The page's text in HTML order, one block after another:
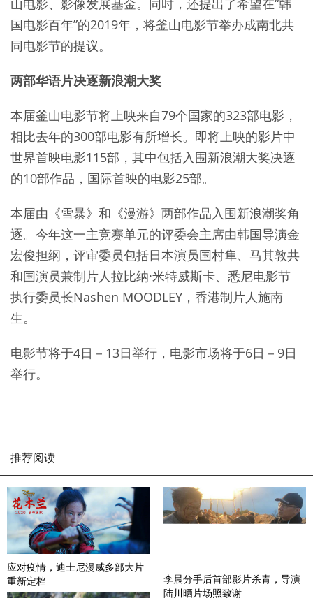
山电影、影像发展基金。同时，还提出了希望在“韩
国电影百年”的2019年，将釜山电影节举办成南北共
同电影节的提议。
两部华语片决逐新浪潮大奖
本届釜山电影节将上映来自79个国家的323部电影，
相比去年的300部电影有所增长。即将上映的影片中
世界首映电影115部，其中包括入围新浪潮大奖决逐
的10部作品，国际首映的电影25部。
本届由《雪暴》和《漫游》两部作品入围新浪潮奖角
逐。今年这一主竞赛单元的评委会主席由韩国导演金
宏俊担纲，评审委员包括日本演员国村隼、马其敦共
和国演员兼制片人拉比纳·米特威斯卡、悉尼电影节
执行委员长Nashen MOODLEY，香港制片人施南
生。
电影节将于4日－13日举行，电影市场将于6日－9日
举行。
推荐阅读
应对疫情，迪士尼漫威多部大片
重新定档
李晨分手后首部影片杀青，导演
陆川晒片场照致谢